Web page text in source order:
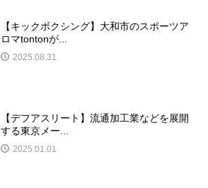
​【キックボクシング】大和市のスポーツア
ロマtontonが...
2025.08.31
​【デフアスリート】流通加工業などを展開
する東京メー...
2025.01.01